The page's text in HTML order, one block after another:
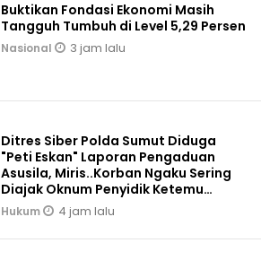
Buktikan Fondasi Ekonomi Masih
Tangguh Tumbuh di Level 5,29 Persen
Nasional 3 jam lalu
Ditres Siber Polda Sumut Diduga
"Peti Eskan" Laporan Pengaduan
Asusila, Miris..Korban Ngaku Sering
Diajak Oknum Penyidik Ketemu
Tengah Malam
Hukum 4 jam lalu